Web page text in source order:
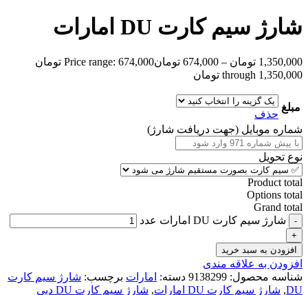
شارژ سیم کارت DU امارات
1,350,000 تومان –
674,000 تومان
Price range: 674,000 تومان
through 1,350,000 تومان
مبلغ
حذف
شماره موبایل (جهت دریافت شارژ)
نوع تحویل
Product total
Options total
Grand total
شارژ سیم کارت DU امارات عدد
افزودن به سبد خرید
افزودن به علاقه مندی
شناسه محصول: 9138299 دسته: امارات برچسب: شارژ سیم کارت
DU
, شارژ سیم کارت DU امارات , شارژ سیم کارت DU دبی